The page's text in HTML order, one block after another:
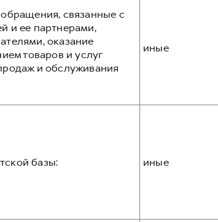
связанные с
и ее партнерами,
оказание
товаров и услуг
и обслуживания
иные
базы: иные